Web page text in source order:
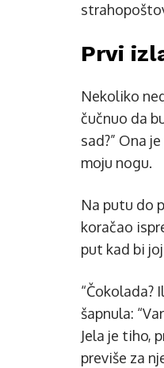
Prvi
Nekoliko
čučnuo da
sad?” Ona
moju nogu.
Na putu do
koračao
put kad bi
“Čokolada?
šapnula:
Jela je tiho,
previše za